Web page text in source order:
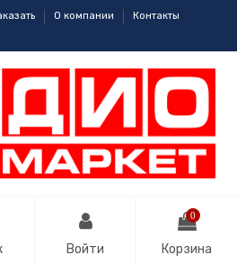
О компании
Контакты
Войти
0
Корзина